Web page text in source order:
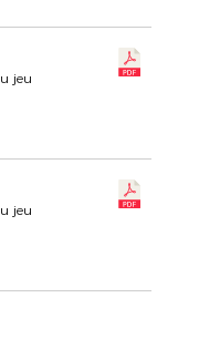
jeu
jeu